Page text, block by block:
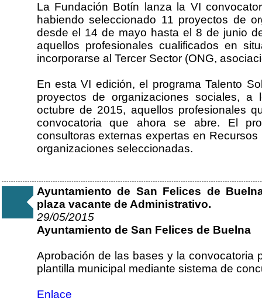
La Fundación Botín lanza la VI
habiendo seleccionado 11 proyectos de
desde el 14 de mayo hasta el 8 de junio
aquellos profesionales cualificados en
incorporarse al Tercer Sector (ONG,
En esta VI edición, el programa Talento
proyectos de organizaciones sociales,
octubre de 2015, aquellos profesionales
convocatoria que ahora se abre. El
consultoras externas expertas en
organizaciones seleccionadas.
Ayuntamiento de San Felices de
plaza vacante de Administrativo.
29/05/2015
Ayuntamiento de San Felices de Buelna
Aprobación de las bases y la convocatoria
plantilla municipal mediante sistema de
Enlace